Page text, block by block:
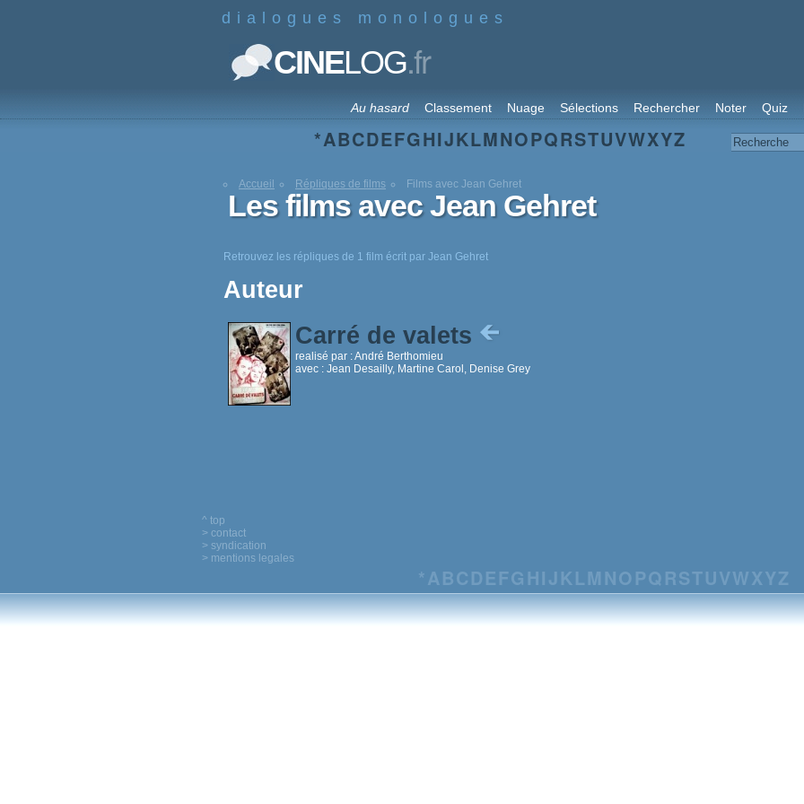
dialogues monologues
CINELOG.fr
Au hasard Classement Nuage Sélections Rechercher Noter Quiz
*ABCDEFGHIJKLMNOPQRSTUVWXYZ
Accueil Répliques de films Films avec Jean Gehret
Les films avec Jean Gehret
Retrouvez les répliques de 1 film écrit par Jean Gehret
Auteur
Carré de valets
realisé par :André Berthomieu
avec : Jean Desailly, Martine Carol, Denise Grey
^ top
> contact
> syndication
> mentions legales
*ABCDEFG HIJ KLM NO PQRSTUVWXYZ